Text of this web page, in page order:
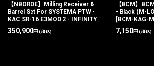
【NBORDE】Milling Receiver &
Barrel Set For SYSTEMA PTW -
KAC SR-16 E3MOD 2 - INFINITY
350,900円(税込)
【BCM】
- Black (M-
[BCM-KAG-
7,150円(税込)